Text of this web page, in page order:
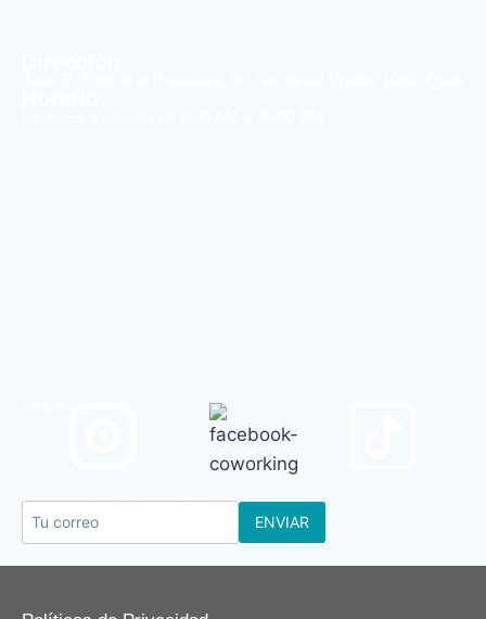
Inscríbete en nuestro blog:
ENVIAR